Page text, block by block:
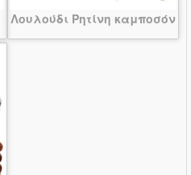
Λουλούδι Ρητίνη καμποσόν